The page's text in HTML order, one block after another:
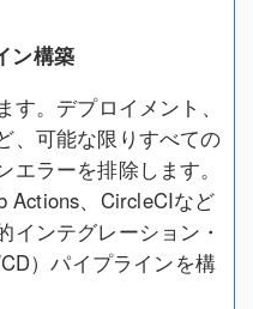
ン構築
。デプロイメント、
、可能な限りすべての
ラーを排除します。
Actions、CircleCIなど
インテグレーション・
）パイプラインを構